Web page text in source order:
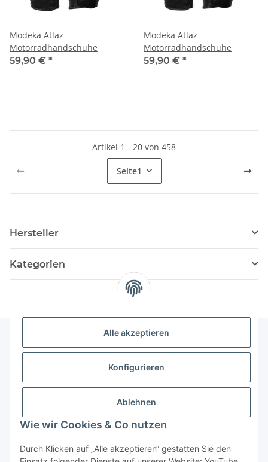
Alle akzeptieren
Konfigurieren
Ablehnen
Wie wir Cookies & Co nutzen
Durch Klicken auf „Alle akzeptieren“ gestatten Sie den
Modeka Atlaz
Motorradhandschuhe
59,90 € *
Modeka Atlaz
Motorradhandschuhe
59,90 € *
Artikel 1 - 20 von 458
Seite1
Hersteller
Kategorien
Vertrag widerrufen